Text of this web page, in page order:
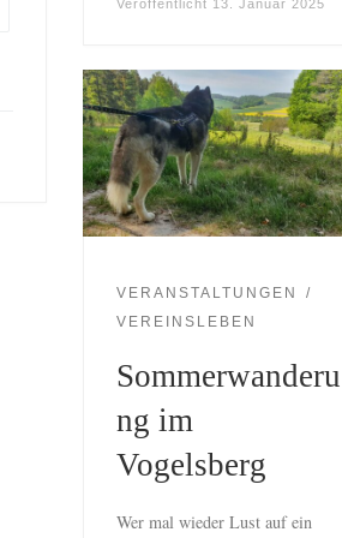
Veröffentlicht 13. Januar 2025
VERANSTALTUNGEN
VEREINSLEBEN
Sommerwanderu
ng im
Vogelsberg
Wer mal wieder Lust auf ein